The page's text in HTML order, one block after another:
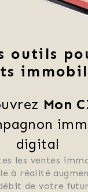
outils
Mon
digital
les ventes
à réalité
de votre